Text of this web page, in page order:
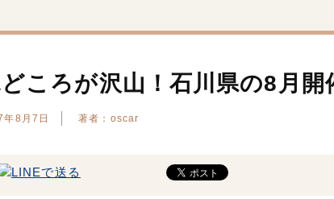
どころが沢山！石川県の8月開
8月7日 著者：oscar